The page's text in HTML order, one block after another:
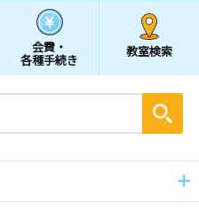
会費・
各種手続き
教室検索